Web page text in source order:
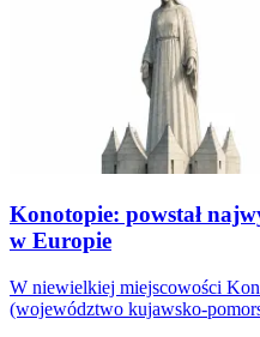
Konotopie: powstał
w Europie
W niewielkiej miejscowości
(województwo kujawsko-